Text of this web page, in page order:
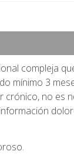
compleja
mínimo 3
no es